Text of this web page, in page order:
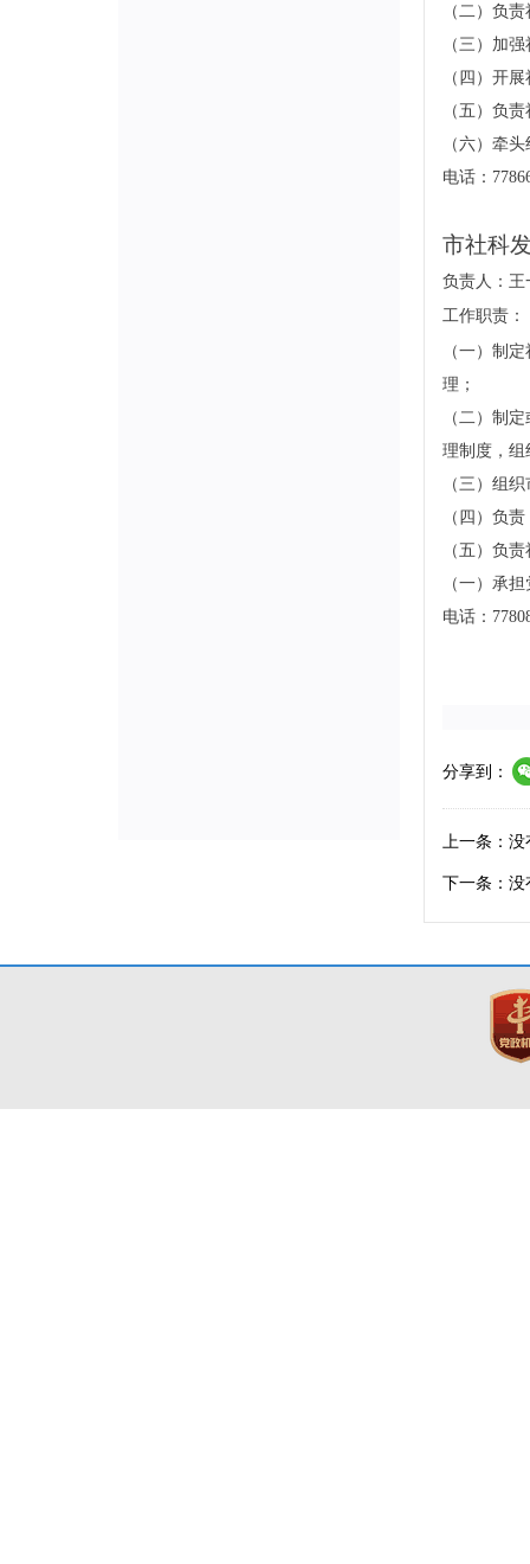
（二）负
（三）加
（四）开
（五）负
（六）牵
电话：
市社科
负责人：王
工作职责：
（一）制
理；
（二）制
理制度，组
（三）组
（四）负
（五）负
（一）承
电话：
分享到：
上一条：
下一条：没